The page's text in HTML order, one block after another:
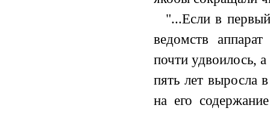
"...Если в
ведомств
почти удвоилось,
пять лет выросла
на его